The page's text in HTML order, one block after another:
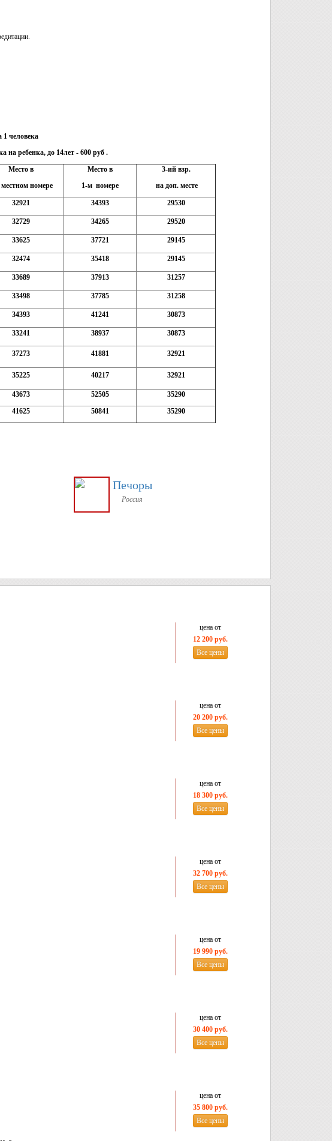
1 человека
ребенка, до 14лет - 600 руб .
Место в
местном номере
Место в
1-м номере
3-ий взр.
на доп. месте
32921 34393 29530
32729 34265 29520
33625 37721 29145
32474 35418 29145
33689 37913 31257
33498 37785 31258
34393 41241 30873
33241 38937 30873
37273 41881 32921
35225 40217 32921
43673 52505
35290
41625 50841 35290
Печоры
Россия
цена от
12 200 руб.
Все цены
цена от
20 200 руб.
Все цены
цена от
18 300 руб.
Все цены
цена от
32 700 руб.
Все цены
цена от
19 990 руб.
Все цены
цена от
30 400 руб.
Все цены
цена от
35 800 руб.
Все цены